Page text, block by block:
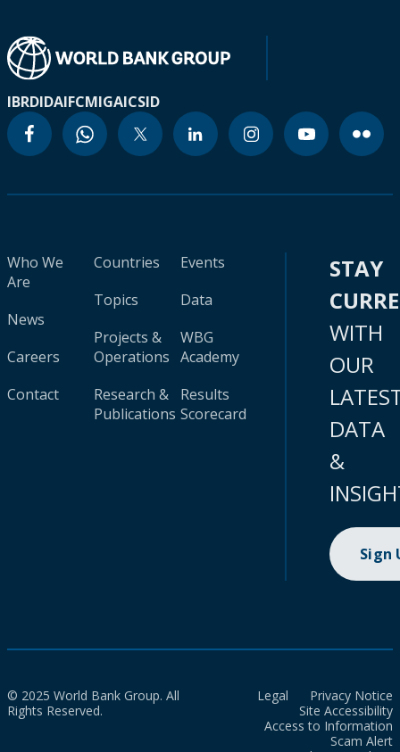
IBRDIDAIFCMIGAICSID
Who We
Are
News
Careers
Contact
Countries
Topics
Projects &
Operations
Research &
Publications
Events
Data
WBG
Academy
Results
Scorecard
STAY
WITH
OUR
DATA
&
Sign
© 2025 World Bank Group. All
Rights Reserved.
Legal
Privacy Notice
Site Accessibility
Access to Information
Scam Alert